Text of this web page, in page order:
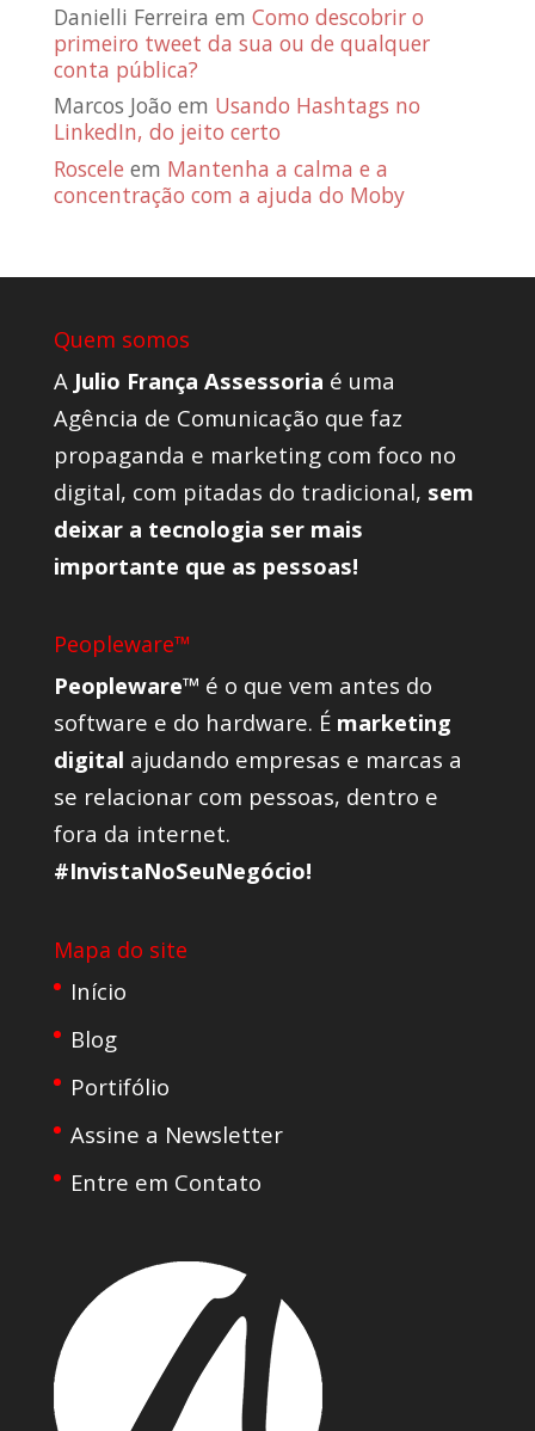
Danielli Ferreira em Como descobrir o
primeiro tweet da sua ou de qualquer
conta pública?
Marcos João em Usando Hashtags no
LinkedIn, do jeito certo
Roscele em Mantenha a calma e a
concentração com a ajuda do Moby
Quem somos
A Julio França Assessoria é uma
Agência de Comunicação que faz
propaganda e marketing com foco no
digital, com pitadas do tradicional, sem
deixar a tecnologia ser mais
importante que as pessoas!
Peopleware™
Peopleware™ é o que vem antes do
software e do hardware. É marketing
digital ajudando empresas e marcas a
se relacionar com pessoas, dentro e
fora da internet.
#InvistaNoSeuNegócio!
Mapa do site
Início
Blog
Portifólio
Assine a Newsletter
Entre em Contato